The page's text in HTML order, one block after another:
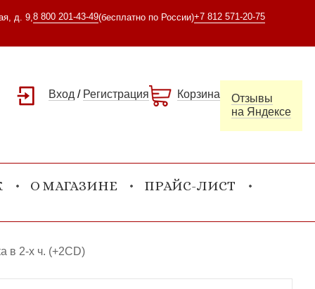
д. 9, 8 800 201-43-49(бесплатно по России)+7 812 571-20-75
Вход / Регистрация Корзина
Отзывы
на Яндексе
О МАГАЗИНЕ ПРАЙС-ЛИСТ
в 2-х ч. (+2CD)